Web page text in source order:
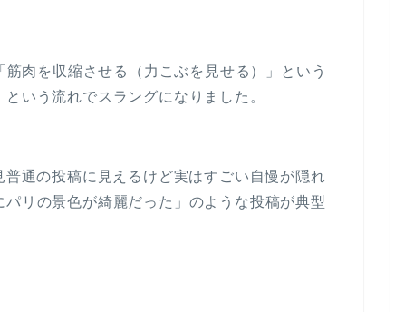
肉を収縮させる（力こぶを見せる）」という
いう流れでスラングになりました。
通の投稿に見えるけど実はすごい自慢が隠れ
リの景色が綺麗だった」のような投稿が典型